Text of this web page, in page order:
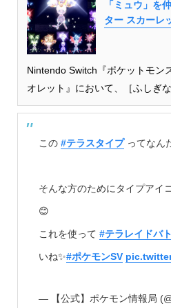
「ミュウ」を
ター スカーレ
Nintendo Switch『ポケットモン
オレット』において、［ふしぎ
この #テラスタイプってなん
そんな方のためにタイプアイ
😊
これを使って #テラレイドバ
いね✨#ポケモンSV
— 【公式】ポケモン情報局